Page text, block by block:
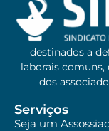
destinados a
laborais comuns,
dos
Serviços
Seja um